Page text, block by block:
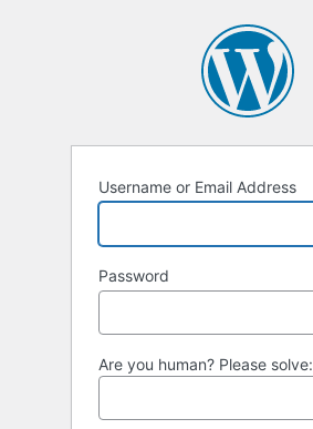
Username or Email Address
Password
Are you human? Please solve: